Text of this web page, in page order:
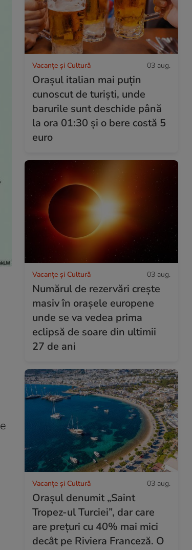
Vacanțe și Cultură 03 aug.
Orașul italian mai puțin
cunoscut de turiști, unde
barurile sunt deschide până
la ora 01:30 și o bere costă 5
euro
Vacanțe și Cultură 03 aug.
Numărul de rezervări crește
masiv în orașele europene
unde se va vedea prima
eclipsă de soare din ultimii
27 de ani
Vacanțe și Cultură 03 aug.
Orașul denumit „Saint
Tropez-ul Turciei”, dar care
are prețuri cu 40% mai mici
decât pe Riviera Franceză. O